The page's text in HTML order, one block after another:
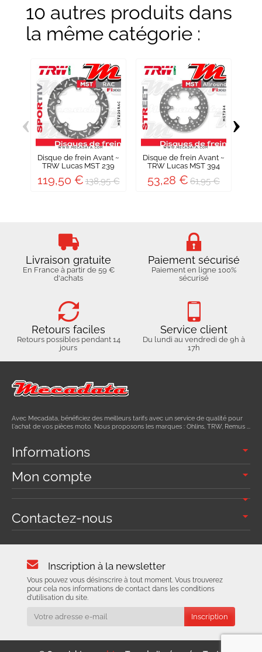
10 autres produits dans
la même catégorie :
Disque de frein Avant ~
TRW Lucas MST 239
RAC
119,50 €138,95 €
Disque de frein Avant ~
TRW Lucas MST 394
ALL
53,28 € 61,95 €
‹ ›
Livraison gratuite
En France à partir de 59 €
d'achats
Paiement sécurisé
Paiement en ligne 100%
sécurisé
Retours faciles
Retours possibles pendant 14
jours
Service client
Du lundi au vendredi de 9h à
17h
Avec Mecadata, bénéficiez des meilleurs tarifs avec un service de qualité pour
l'achat de vos pièces moto. Nous proposons les marques : Ohlins, TRW, Remus ...
Informations
Mon compte
Contactez-nous
Inscription à la newsletter
Vous pouvez vous désinscrire à tout moment. Vous trouverez
pour cela nos informations de contact dans les conditions
d'utilisation du site.